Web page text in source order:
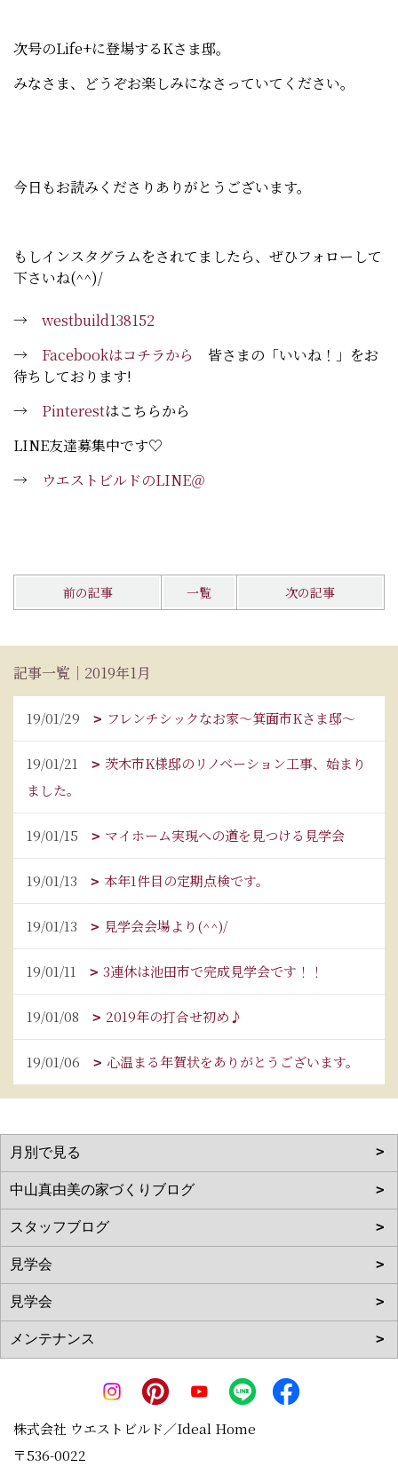
次号のLife+に登場するKさま邸。
みなさま、どうぞお楽しみになさっていてください。
今日もお読みくださりありがとうございます。
もしインスタグラムをされてましたら、ぜひフォローして
下さいね(^^)/
→ westbuild138152
→ Facebookはコチラから
皆さまの「いいね！」をお
待ちしております!
→ Pinterestはこちらから
LINE友達募集中です♡
→
ウエストビルドのLINE＠
前の記事 一覧 次の記事
記事一覧｜2019年1月
19/01/29 フレンチシックなお家～箕面市Kさま邸～
19/01/21
茨木市K様邸のリノベーション工事、始まり
ました。
19/01/15 マイホーム実現への道を見つける見学会
19/01/13 本年1件目の定期点検です。
19/01/13 見学会会場より(^^)/
19/01/11 3連休は池田市で完成見学会です！！
19/01/08 2019年の打合せ初め♪
19/01/06 心温まる年賀状をありがとうございます。
株式会社 ウエストビルド／Ideal Home
〒536-0022